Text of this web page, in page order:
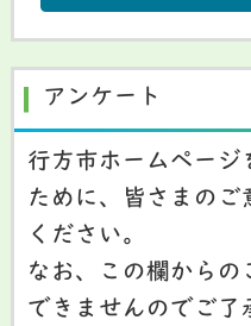
アンケート
行方市ホームページ
ために、皆さまの
ください。
なお、この欄からの
できませんのでご了